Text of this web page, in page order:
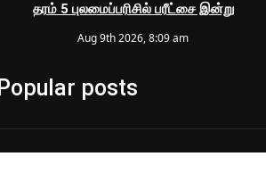
தரம் 5 புலமைப்பரிசில் பரீட்சை இன்று
Aug 9th 2026, 8:09 am
Popular posts